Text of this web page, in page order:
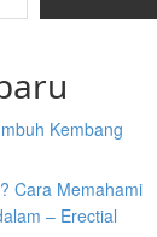
Kembang
Cara Memahami
– Erectial